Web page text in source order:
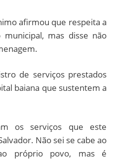
afirmou que respeita a
mas disse não
de serviços prestados
baiana que sustentem a
os serviços que este
Não sei se cabe ao
próprio povo, mas é